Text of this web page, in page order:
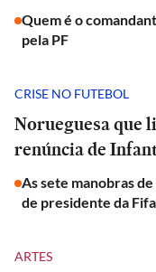
Quem é o
pela PF
CRISE NO FUTEBOL
Norueguesa que
renúncia de
As sete manobras
de presidente da Fifa
ARTES